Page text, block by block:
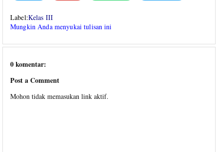
Label:Kelas III
Mungkin Anda menyukai tulisan ini
0 komentar:
Post a Comment
Mohon tidak memasukan link aktif.